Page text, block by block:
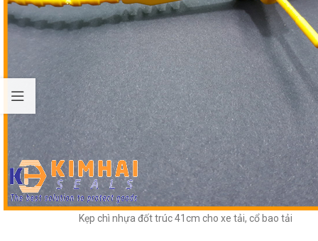
Kẹp chì nhựa đốt trúc 41cm cho xe tải, cổ bao tải